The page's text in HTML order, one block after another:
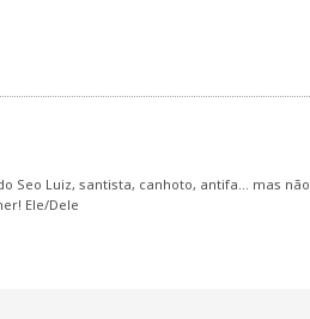
Seo Luiz, santista, canhoto, antifa... mas não
Ele/Dele